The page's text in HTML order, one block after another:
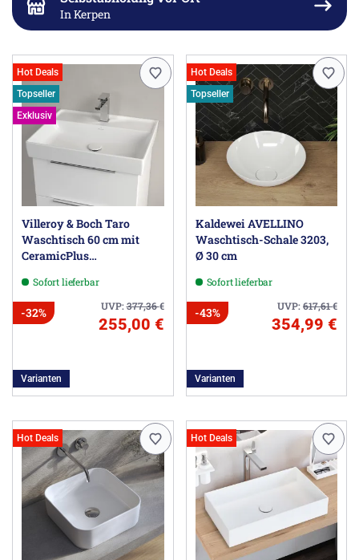
In Kerpen
Hot Deals
Topseller
Exklusiv
Villeroy & Boch Taro
Waschtisch 60 cm mit
CeramicPlus
ohne Überlauf
Sofort lieferbar
UVP:377,36€
-32%
255,00 €
Varianten
Hot Deals
Topseller
Kaldewei AVELLINO
Waschtisch-Schale 3203,
Ø 30 cm
Sofort lieferbar
UVP:617,61€
-43%
354,99 €
Varianten
Hot Deals Hot Deals